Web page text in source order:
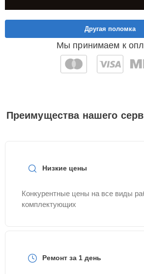
Мы принимаем к
Другая поломка
Преимущества нашего
Низкие цены
Конкурентные цены на все виды
комплектующих
Ремонт за 1 день